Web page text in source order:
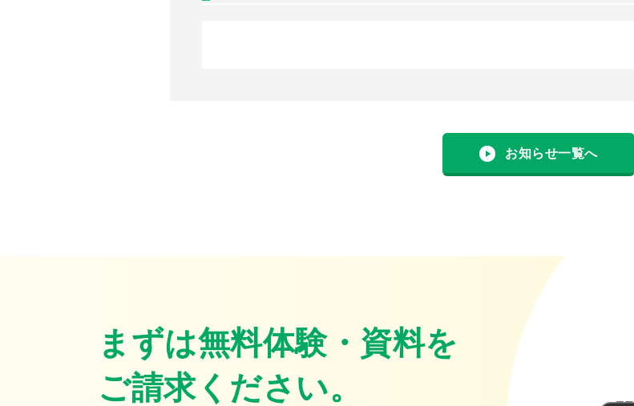
お知らせ一覧へ
まずは無料体験・資料を
ご請求ください。